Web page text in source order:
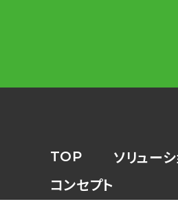
TOP
コンセプト
ソリュー